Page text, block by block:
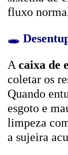
fluxo
🕳️
A caixa de
coletar os
Quando
esgoto e
limpeza
a sujeira